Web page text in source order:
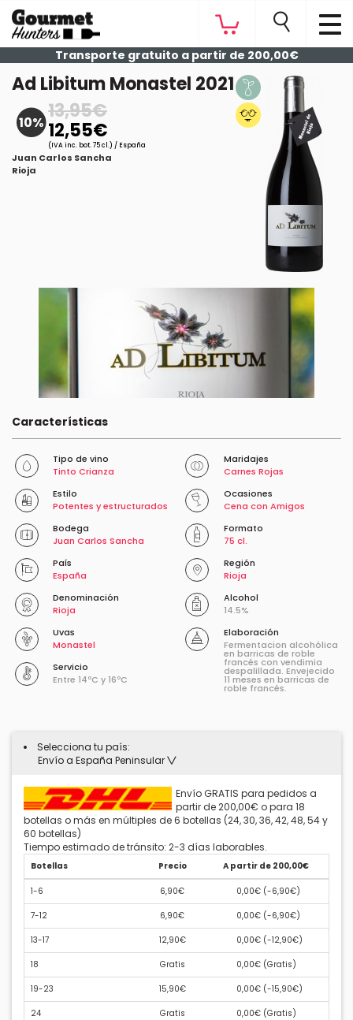
Transporte gratuito a partir de 200,00€
Ad Libitum Monastel 2021
10% 13,95€
12,55€
(IVA inc. bot. 75 cl.) / España
Juan Carlos Sancha
Rioja
Características
Tipo de vino
Tinto Crianza
Maridajes
Carnes Rojas
Estilo
Potentes y estructurados
Ocasiones
Cena con Amigos
Bodega
Juan Carlos Sancha
Formato
75 cl.
País
España
Región
Rioja
Denominación
Rioja
Alcohol
14.5%
Uvas
Monastel
Servicio
Entre 14ºC y 16ºC
Elaboración
Fermentacion alcohólica
en barricas de roble
francés con vendimia
despalillada. Envejecido
11 meses en barricas de
roble francés.
Selecciona tu país:
Envío a España Peninsular
Envío GRATIS para pedidos a
partir de 200,00€ o para 18
botellas o más en múltiples de 6 botellas (24, 30, 36, 42, 48, 54 y
60 botellas)
Tiempo estimado de tránsito: 2-3 días laborables.
Botellas Precio A partir de 200,00€
1-6 6,90€ 0,00€ (-6,90€)
7-12 6,90€ 0,00€ (-6,90€)
13-17 12,90€ 0,00€ (-12,90€)
18 Gratis 0,00€ (Gratis)
19-23 15,90€ 0,00€ (-15,90€)
24 Gratis 0,00€ (Gratis)